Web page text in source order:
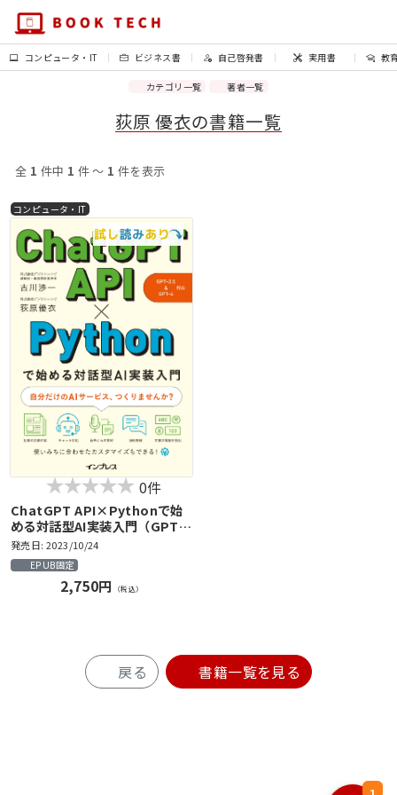
コンピュータ・IT ビジネス書 自己啓発書 実用書 教
カテゴリ一覧 著者一覧
荻原 優衣の書籍一覧
全 1 件中 1 件 〜 1 件を表示
コンピュータ・IT
0件
ChatGPT API×Pythonで始
める対話型AI実装入門（GPT-
3.5&GPT-4 対応）
発売日: 2023/10/24
EPUB固定
2,750円 （税込）
戻る 書籍一覧を見る